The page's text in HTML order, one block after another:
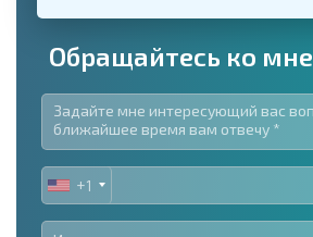
Обращайтесь ко мне
UNITED
STATES
+1
+1